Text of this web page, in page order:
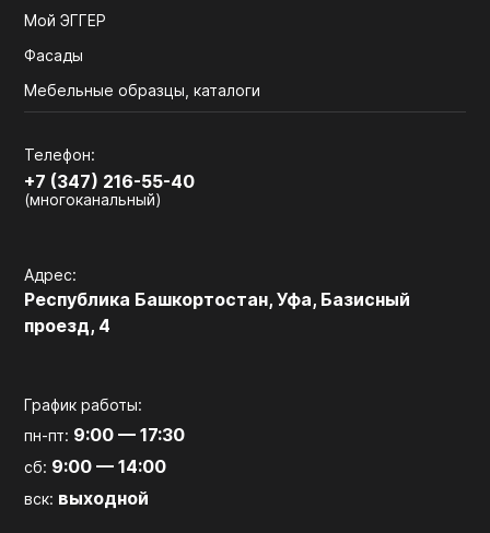
Мой ЭГГЕР
Фасады
Мебельные образцы, каталоги
Телефон:
+7 (347) 216-55-40
(многоканальный)
Адрес:
Республика Башкортостан, Уфа, Базисный
проезд, 4
График работы:
пн-пт: 9:00 — 17:30
сб: 9:00 — 14:00
вск: выходной